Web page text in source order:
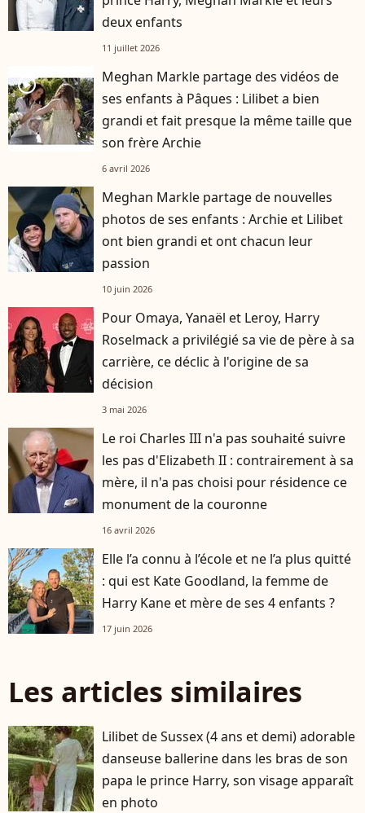
deux enfants
11 juillet 2026
player2
Meghan Markle partage des vidéos de
ses enfants à Pâques : Lilibet a bien
grandi et fait presque la même taille que
son frère Archie
6 avril 2026
Meghan Markle partage de nouvelles
photos de ses enfants : Archie et Lilibet
ont bien grandi et ont chacun leur
passion
10 juin 2026
Pour Omaya, Yanaël et Leroy, Harry
Roselmack a privilégié sa vie de père à sa
carrière, ce déclic à l'origine de sa
décision
3 mai 2026
Le roi Charles III n'a pas souhaité suivre
les pas d'Elizabeth II : contrairement à sa
mère, il n'a pas choisi pour résidence ce
monument de la couronne
16 avril 2026
Elle l’a connu à l’école et ne l’a plus quitté
: qui est Kate Goodland, la femme de
Harry Kane et mère de ses 4 enfants ?
17 juin 2026
Les articles similaires
Lilibet de Sussex (4 ans et demi) adorable
danseuse ballerine dans les bras de son
papa le prince Harry, son visage apparaît
en photo